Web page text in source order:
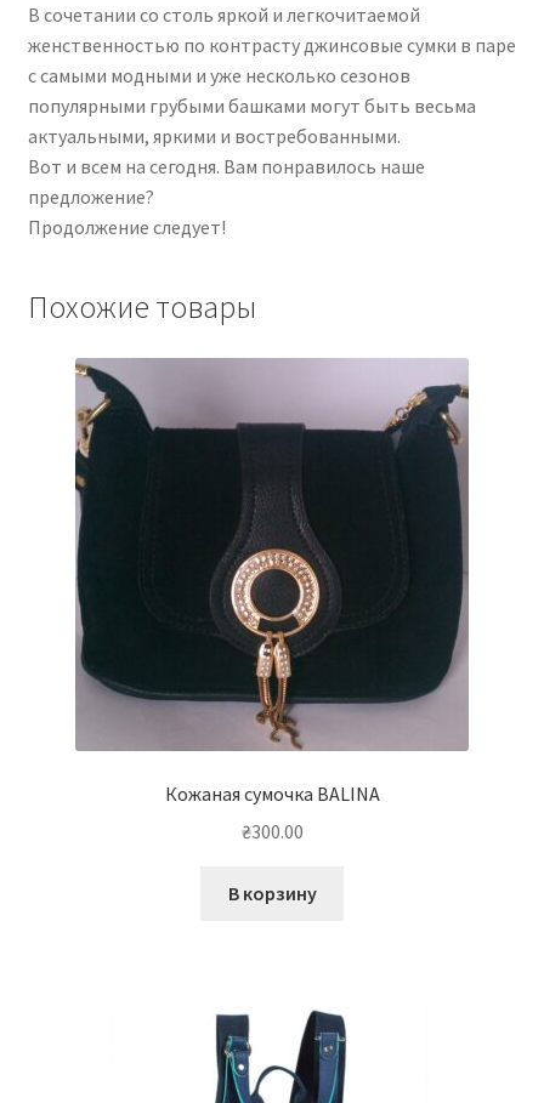
В сочетании со столь яркой и легкочитаемой
женственностью по контрасту джинсовые сумки в паре
с самыми модными и уже несколько сезонов
популярными грубыми башками могут быть весьма
актуальными, яркими и востребованными.
Вот и всем на сегодня. Вам понравилось наше
предложение?
Продолжение следует!
Похожие товары
Кожаная сумочка BALINA
₴300.00
В корзину